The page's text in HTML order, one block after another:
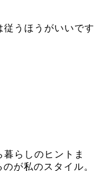
従うほうがいいです
らしのヒントま
が私のスタイル。